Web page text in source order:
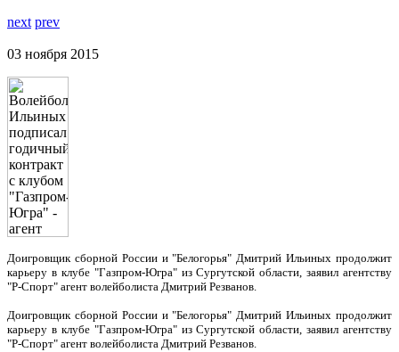
next prev
03 ноября 2015
Доигровщик сборной России и "Белогорья" Дмитрий Ильиных продолжит
карьеру в клубе "Газпром-Югра" из Сургутской области, заявил агентству
"Р-Спорт" агент волейболиста Дмитрий Резванов.
Доигровщик сборной России и "Белогорья" Дмитрий Ильиных продолжит
карьеру в клубе "Газпром-Югра" из Сургутской области, заявил агентству
"Р-Спорт" агент волейболиста Дмитрий Резванов.